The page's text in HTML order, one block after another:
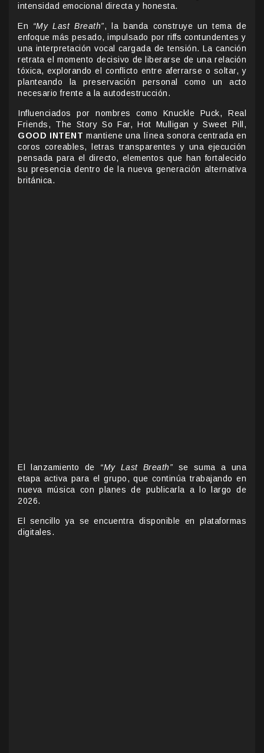
intensidad emocional directa y honesta.
En “My Last Breath”, la banda construye un tema de
enfoque más pesado, impulsado por riffs contundentes y
una interpretación vocal cargada de tensión. La canción
retrata el momento decisivo de liberarse de una relación
tóxica, explorando el conflicto entre aferrarse o soltar, y
planteando la preservación personal como un acto
necesario frente a la autodestrucción.
Influenciados por nombres como Knuckle Puck, Real
Friends, The Story So Far, Hot Mulligan y Sweet Pill,
GOOD INTENT mantiene una línea sonora centrada en
coros coreables, letras transparentes y una ejecución
pensada para el directo, elementos que han fortalecido
su presencia dentro de la nueva generación alternativa
británica.
El lanzamiento de “My Last Breath” se suma a una
etapa activa para el grupo, que continúa trabajando en
nueva música con planes de publicarla a lo largo de
2026.
El sencillo ya se encuentra disponible en plataformas
digitales.